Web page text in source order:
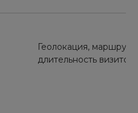
Геолокация, маршруты,
длительность визитов